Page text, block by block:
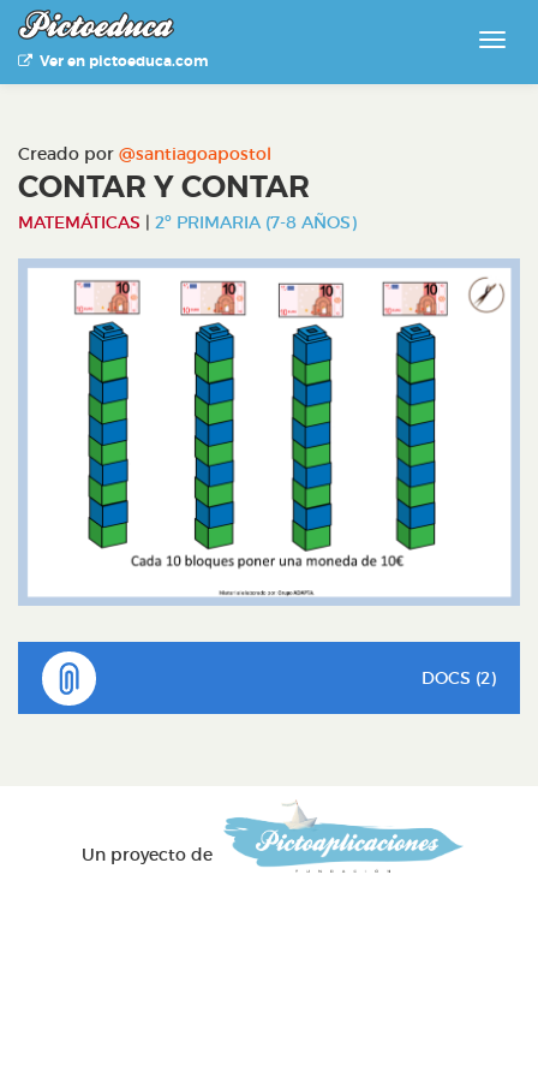
Ver en pictoeduca.com
Creado por @santiagoapostol
CONTAR Y CONTAR
MATEMÁTICAS | 2º PRIMARIA (7-8 AÑOS)
DOCS (2)
Un proyecto de